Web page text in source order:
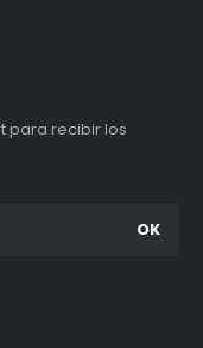
para recibir los